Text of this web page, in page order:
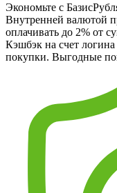
Экономьте с
Внутренней валютой
оплачивать до 2% от
Кэшбэк на счет логина
покупки. Выгодные